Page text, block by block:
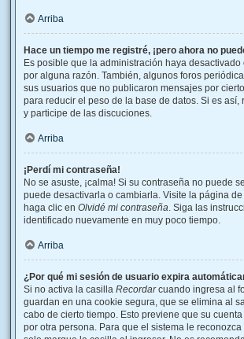
Arriba
Hace un tiempo me registré, ¡pero ahora no
Es posible que la administración haya
por alguna razón. También, algunos foros
sus usuarios que no publicaron mensajes por
para reducir el peso de la base de datos. Si es así,
y participe de las discuciones.
Arriba
¡Perdí mi contraseña!
No se asuste, ¡calma! Si su contraseña no puede
puede desactivarla o cambiarla. Visite la página
haga clic en Olvidé mi contraseña. Siga las
identificado nuevamente en muy poco tiempo.
Arriba
¿Por qué mi sesión de usuario expira
Si no activa la casilla Recordarcuando ingresa al
guardan en una cookie segura, que se elimina al
cabo de cierto tiempo. Esto previene que su
por otra persona. Para que el sistema le